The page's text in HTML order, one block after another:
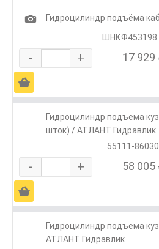
1
Гидроцилиндр подъёма
- + 17 929
Ä
Гидроцилиндр подъема
шток) / АТЛАНТ Гидравлик
55111-
- + 58 005
Ä
Гидроцилиндр подъема
АТЛАНТ Гидравлик